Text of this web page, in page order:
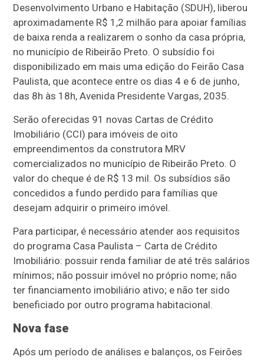
Desenvolvimento Urbano e Habitação (SDUH), liberou
aproximadamente R$ 1,2 milhão para apoiar famílias
de baixa renda a realizarem o sonho da casa própria,
no município de Ribeirão Preto. O subsídio foi
disponibilizado em mais uma edição do Feirão Casa
Paulista, que acontece entre os dias 4 e 6 de junho,
das 8h às 18h, Avenida Presidente Vargas, 2035.
Serão oferecidas 91 novas Cartas de Crédito
Imobiliário (CCI) para imóveis de oito
empreendimentos da construtora MRV
comercializados no município de Ribeirão Preto. O
valor do cheque é de R$ 13 mil. Os subsídios são
concedidos a fundo perdido para famílias que
desejam adquirir o primeiro imóvel.
Para participar, é necessário atender aos requisitos
do programa Casa Paulista – Carta de Crédito
Imobiliário: possuir renda familiar de até três salários
mínimos; não possuir imóvel no próprio nome; não
ter financiamento imobiliário ativo; e não ter sido
beneficiado por outro programa habitacional.
Nova fase
Após um período de análises e balanços, os Feirões